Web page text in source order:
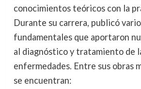
conocimientos teóricos con la
Durante su carrera, publicó
fundamentales que aportaron
al diagnóstico y tratamiento de
enfermedades. Entre sus obras
se encuentran: